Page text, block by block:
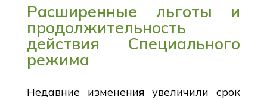
Расширенные льготы и
продолжительность
действия Специального
режима
Недавние изменения увеличили срок